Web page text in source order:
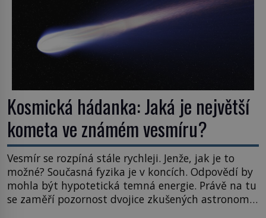
Kosmická hádanka: Jaká je největší
kometa ve známém vesmíru?
Vesmír se rozpíná stále rychleji. Jenže, jak je to
možné? Současná fyzika je v koncích. Odpovědí by
mohla být hypotetická temná energie. Právě na tu
se zaměří pozornost dvojice zkušených astronomů.